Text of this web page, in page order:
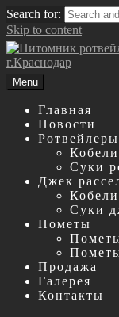
Search for:
Skip to content
Menu
Главная
Новости
Ротвейлеры
Суки
Джек
Суки
Пометы
Продажа
Галерея
Контакты